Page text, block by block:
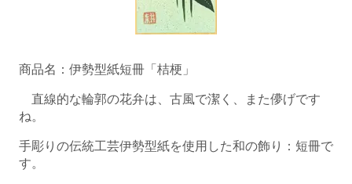
商品名：伊勢型紙短冊「桔梗」
直線的な輪郭の花弁は、古風で潔く、また儚げです
ね。
手彫りの伝統工芸伊勢型紙を使用した和の飾り：短冊で
す。